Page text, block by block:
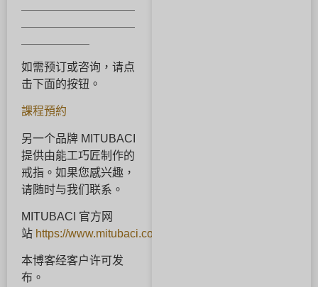
如需预订或咨询，请点
击下面的按钮。
課程預約
另一个品牌 MITUBACI
提供由能工巧匠制作的
戒指。如果您感兴趣，
请随时与我们联系。
MITUBACI 官方网
站 https://www.mitubaci.co.jp/
本博客经客户许可发
布。